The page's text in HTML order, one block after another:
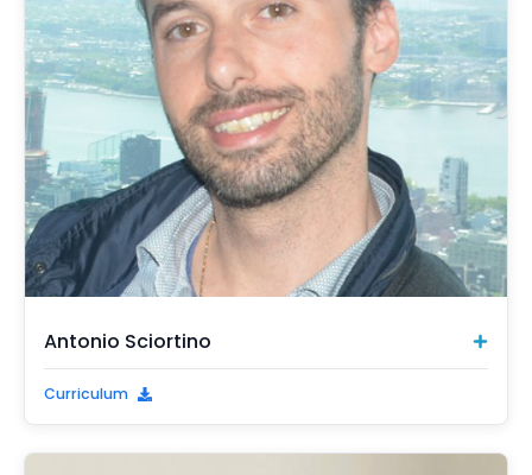
Antonio Sciortino
Curriculum